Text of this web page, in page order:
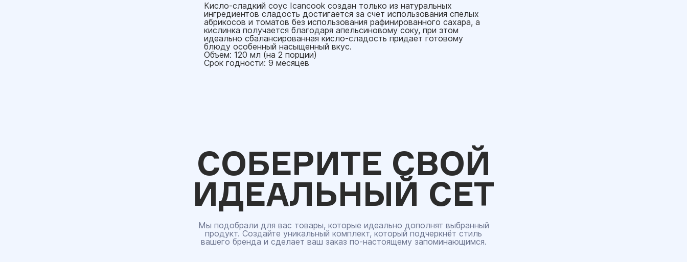
Кисло-сладкий соус Icancook создан только из натуральных
ингредиентов сладость достигается за счет использования спелых
абрикосов и томатов без использования рафинированного сахара, а
кислинка получается благодаря апельсиновому соку, при этом
идеально сбалансированная кисло-сладость придает готовому
блюду особенный насыщенный вкус.
Объем: 120 мл (на 2 порции)
Срок годности: 9 месяцев
СОБЕРИТЕ СВОЙ
ИДЕАЛЬНЫЙ СЕТ
Мы подобрали для вас товары, которые идеально дополнят выбранный
продукт. Создайте уникальный комплект, который подчеркнёт стиль
вашего бренда и сделает ваш заказ по‑настоящему запоминающимся.